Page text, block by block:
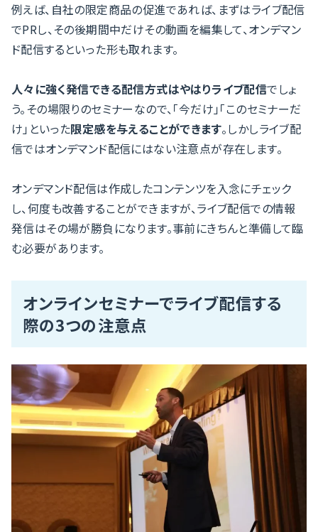
例えば、自社の限定商品の促進であれば、まずはライブ配信
でPRし、その後期間中だけその動画を編集して、オンデマン
ド配信するといった形も取れます。
人々に強く発信できる配信方式はやはりライブ配信でしょ
う。その場限りのセミナーなので、「今だけ」「このセミナーだ
け」といった限定感を与えることができます。しかしライブ配
信ではオンデマンド配信にはない注意点が存在します。
オンデマンド配信は作成したコンテンツを入念にチェック
し、何度も改善することができますが、ライブ配信での情報
発信はその場が勝負になります。事前にきちんと準備して臨
む必要があります。
オンラインセミナーでライブ配信する
際の3つの注意点